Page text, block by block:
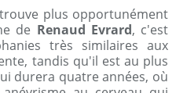
plus opportunément
de Renaud Evrard, c'est
très similaires aux
tandis qu'il est au plus
durera quatre années, où